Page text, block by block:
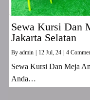
Sewa Kursi Dan
Jakarta Selatan
By admin 12 Jul, 24 4
Sewa Kursi Dan Meja
Anda…